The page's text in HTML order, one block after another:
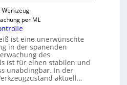
per ML
ist eine unerwünschte
in der spanenden
des
ist für einen stabilen und
unabdingbar. In der
aktuell…